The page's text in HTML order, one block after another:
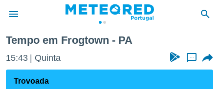
da
foi
Tempo em Frogtown - PA
15:43 Quinta ...
Trovoada